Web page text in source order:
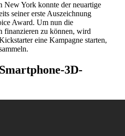
New York konnte der neuartige
seiner erste Auszeichnung
Award. Um nun die
finanzieren zu können, wird
eine Kampagne starten,
3D-